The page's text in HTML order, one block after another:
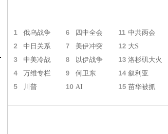
1 俄乌战争 6 四中全会 11 中共两会
2 中日关系 7 美伊冲突 12 大S
3 中美冷战 8 以伊战争 13 洛杉矶大火
4 万维专栏 9 何卫东 14 叙利亚
5 川普 10 AI 15 苗华被抓